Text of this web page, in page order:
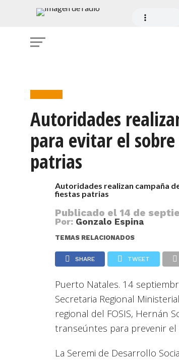
Noticias
Autoridades
para evitar el
patrias
Autoridades realizan campaña
fiestas patrias
Publicado el 14 de
Por: Gonzalo Espina
TEMAS RELACIONADOS
SHARE TWEET
Puerto Natales. 14
Secretaria Regional
regional del FOSIS, Hernán
transeúntes para prevenir
La Seremi de Desarrollo